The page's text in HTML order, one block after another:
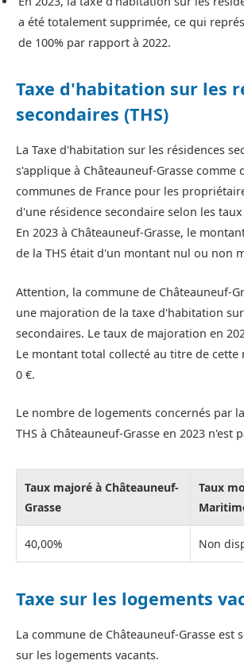
a été totalement supprimée, ce qui
de 100% par rapport à 2022.
Taxe d'habitation sur les
secondaires (THS)
La Taxe d'habitation sur les résidences
s'applique à Châteauneuf-Grasse comme
communes de France pour les
d'une résidence secondaire selon les
En 2023 à Châteauneuf-Grasse, le
de la THS était d'un montant nul ou non
Attention, la commune de Châteauneuf-
une majoration de la taxe d'habitation
secondaires. Le taux de majoration en
Le montant total collecté au titre de cette
0 €.
Le nombre de logements concernés par
THS à Châteauneuf-Grasse en 2023 n'est
Taux majoré à Châteauneuf-
Grasse
Taux
40,00% Non
Taxe sur les logements
La commune de Châteauneuf-Grasse est
sur les logements vacants.